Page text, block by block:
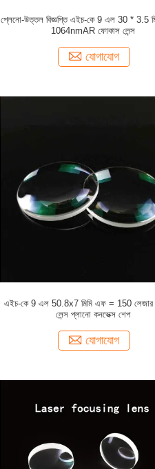
প্লেনো-উত্তল বিজ্ঞপ্তি এইচ-কে 9 এল 30 * 3.5
1064nmAR ফোকাস লেন্স
যোগাযোগ
এইচ-কে 9 এল 50.8x7 মিমি এফ = 150 লেজার
লেন্স প্লানো কনভেক্স শেপ
যোগাযোগ